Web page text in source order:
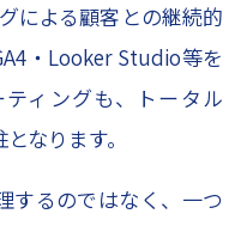
による顧客との継続的
・Looker Studio等を
ィングも、トータル
なります。
するのではなく、一つ